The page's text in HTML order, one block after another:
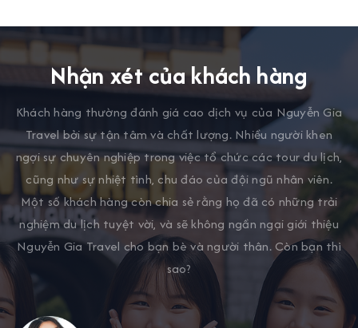
Nhận xét của khách hàng
Khách hàng thường đánh giá cao dịch vụ của Nguyễn Gia
Travel bởi sự tận tâm và chất lượng. Nhiều người khen
ngợi sự chuyên nghiệp trong việc tổ chức các tour du lịch,
cũng như sự nhiệt tình, chu đáo của đội ngũ nhân viên.
Một số khách hàng còn chia sẻ rằng họ đã có những trải
nghiệm du lịch tuyệt vời, và sẽ không ngần ngại giới thiệu
Nguyễn Gia Travel cho bạn bè và người thân. Còn bạn thì
sao?